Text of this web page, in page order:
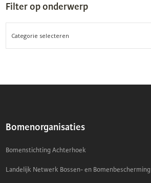
Filter op onderwerp
FILTER
ONDERWERP
Bomenorganisaties
Bomenstichting Achterhoek
Landelijk Netwerk Bossen- en Bomenbescherming